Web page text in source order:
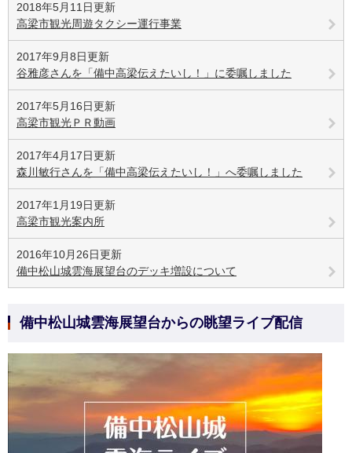
2018年5月11日更新
高梁市観光周遊タクシー運行事業
2017年9月8日更新
谷雅彦さんを「備中高梁伝えたいし！」に委嘱しました
2017年5月16日更新
高梁市観光ＰＲ動画
2017年4月17日更新
森川敏行さんを「備中高梁伝えたいし！」へ委嘱しました
2017年1月19日更新
高梁市観光案内所
2016年10月26日更新
備中松山城雲海展望台のデッキ増設について
備中松山城雲海展望台からの眺望ライブ配信